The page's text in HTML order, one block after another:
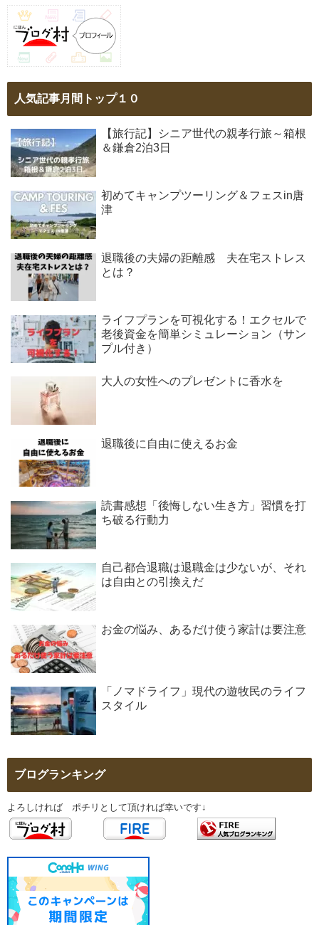
人気記事月間トップ１０
【旅行記】シニア世代の親孝行旅～箱根
＆鎌倉2泊3日
初めてキャンプツーリング＆フェスin唐
津
退職後の夫婦の距離感 夫在宅ストレス
とは？
ライフプランを可視化する！エクセルで
老後資金を簡単シミュレーション（サン
プル付き）
大人の女性へのプレゼントに香水を
退職後に自由に使えるお金
読書感想「後悔しない生き方」習慣を打
ち破る行動力
自己都合退職は退職金は少ないが、それ
は自由との引換えだ
お金の悩み、あるだけ使う家計は要注意
「ノマドライフ」現代の遊牧民のライフ
スタイル
ブログランキング
よろしければ ポチリとして頂ければ幸いです↓